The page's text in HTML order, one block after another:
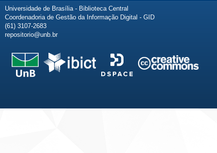
Universidade de Brasília - Biblioteca Central
Coordenadoria de Gestão da Informação Digital - GID
(61) 3107-2683
repositorio@unb.br